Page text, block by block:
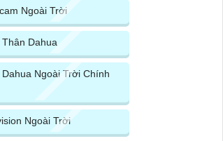
Ngoài Trời
Dahua
Ngoài Trời Chính
Ngoài Trời